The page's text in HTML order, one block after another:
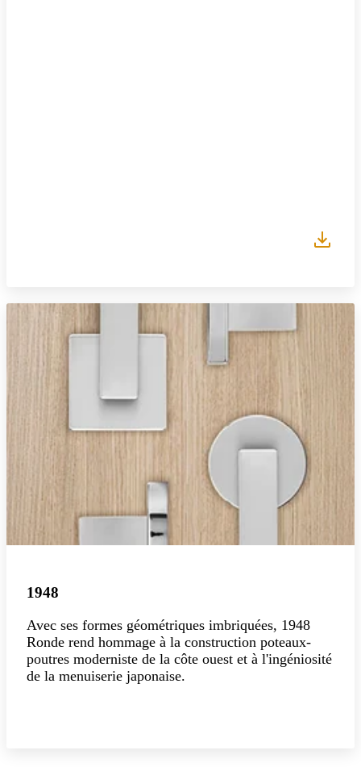
1948
Avec ses formes géométriques imbriquées, 1948
Ronde rend hommage à la construction poteaux-
poutres moderniste de la côte ouest et à l'ingéniosité
de la menuiserie japonaise.